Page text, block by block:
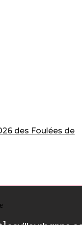
des Foulées de